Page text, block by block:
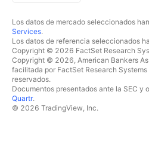
Los datos de mercado seleccionados
Services.
Los datos de referencia seleccionados
Copyright © 2026 FactSet Research
Copyright © 2026, American Bankers
facilitada por FactSet Research
reservados.
Documentos presentados ante la SEC y
Quartr.
© 2026 TradingView, Inc.